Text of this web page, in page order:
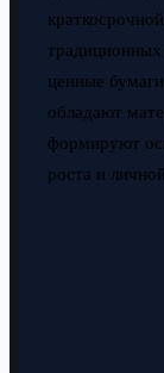
традиционных
ценные
обладают
формируют
роста и